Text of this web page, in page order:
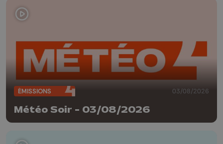
ÉMISSIONS 03/08/2026
Météo Soir - 03/08/2026